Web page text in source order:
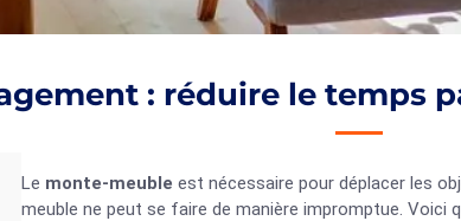
: réduire le temps
Le monte-meuble est nécessaire pour déplacer les
meuble ne peut se faire de manière impromptue. Voici